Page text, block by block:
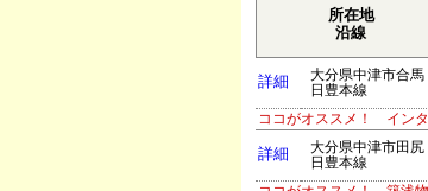
所在地
沿線
詳細
大分県中津市合馬
日豊本線
ココがオススメ！ インタ
詳細
大分県中津市田尻
日豊本線